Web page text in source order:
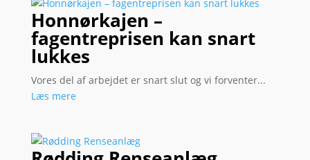
Honnørkajen –
fagentreprisen kan snart
lukkes
Vores del af arbejdet er snart slut og vi forventer...
Læs mere